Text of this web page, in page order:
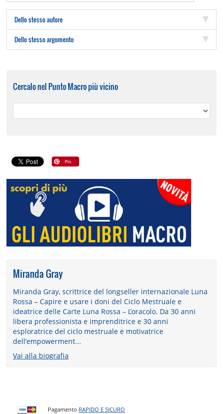
Dello stesso autore
Dello stesso argomento
Cercalo nel Punto Macro più vicino
Miranda Gray
Miranda Gray, scrittrice del longseller internazionale Luna
Rossa – Capire e usare i doni del Ciclo Mestruale e
ideatrice delle Carte Luna Rossa – L’oracolo. Da 30 anni
libera professionista e imprenditrice e 30 anni
esploratrice del ciclo mestruale e motivatrice
dell’empowerment...
Vai alla biografia
Pagamento RAPIDO E SICURO